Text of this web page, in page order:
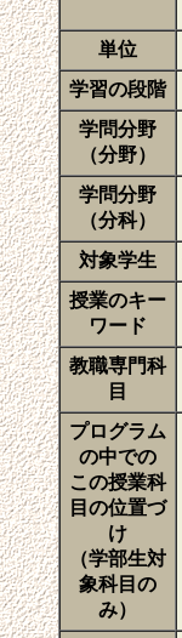
単位
学習の段階
学問分野
（分野）
学問分野
（分科）
対象学生
授業のキー
ワード
教職専門科
目
プログラム
の中での
この授業科
目の位置づ
け
（学部生対
象科目の
み）